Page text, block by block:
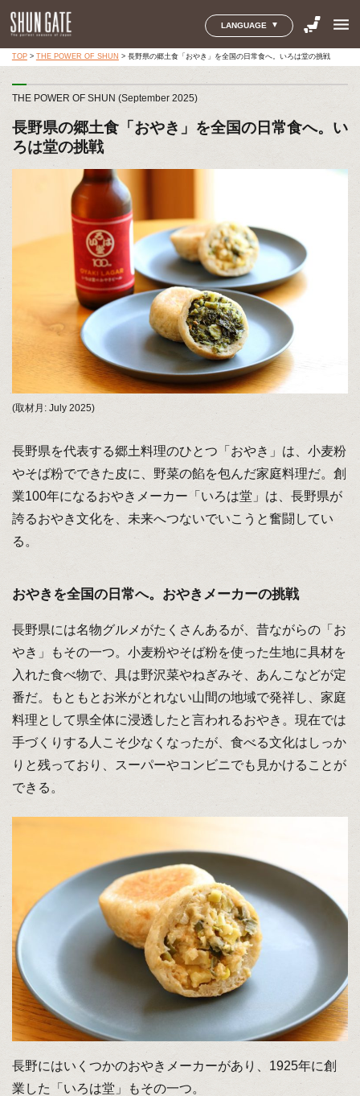
LANGUAGE menu
TOP> THE POWER OF SHUN > 長野県の郷土食「おやき」を全国の日常食へ。いろは堂の挑戦
THE POWER OF SHUN (September 2025)
長野県の郷土食「おやき」を全国の日常食へ。い
ろは堂の挑戦
(取材月: July 2025)
長野県を代表する郷土料理のひとつ「おやき」は、小麦粉
やそば粉でできた皮に、野菜の餡を包んだ家庭料理だ。創
業100年になるおやきメーカー「いろは堂」は、長野県が
誇るおやき文化を、未来へつないでいこうと奮闘してい
る。
おやきを全国の日常へ。おやきメーカーの挑戦
長野県には名物グルメがたくさんあるが、昔ながらの「お
やき」もその一つ。小麦粉やそば粉を使った生地に具材を
入れた食べ物で、具は野沢菜やねぎみそ、あんこなどが定
番だ。もともとお米がとれない山間の地域で発祥し、家庭
料理として県全体に浸透したと言われるおやき。現在では
手づくりする人こそ少なくなったが、食べる文化はしっか
りと残っており、スーパーやコンビニでも見かけることが
できる。
長野にはいくつかのおやきメーカーがあり、1925年に創
業した「いろは堂」もその一つ。